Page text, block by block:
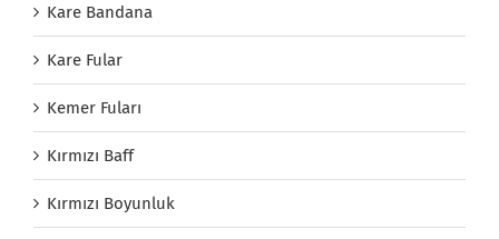
Kare Bandana
Kare Fular
Kemer Fuları
Kırmızı Baff
Kırmızı Boyunluk